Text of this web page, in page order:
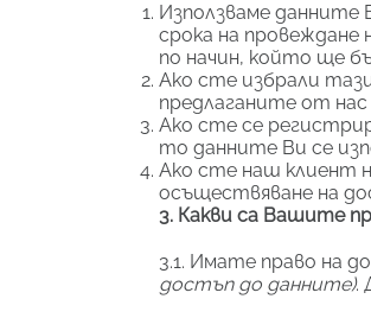
Използваме данните
срока на провеждане
по начин, който ще
Ако сте избрали
предлаганите от
Ако сте се
то данните Ви се
Ако сте наш клиент
осъществяване на
3. Какви са Вашите
3.1. Имате право на
достъп до данните).